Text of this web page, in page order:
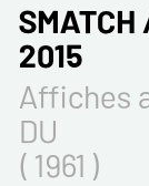
SMATCH
2015
Affiches
DU
( 1961 )